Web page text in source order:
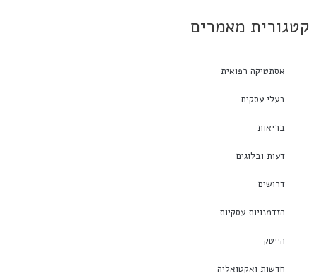
קטגורית מאמרים
אסתטיקה רפואית
בעלי עסקים
בריאות
דעות ובלוגים
דרושים
הזדמנויות עסקיות
הייטק
חדשות ואקטואליה